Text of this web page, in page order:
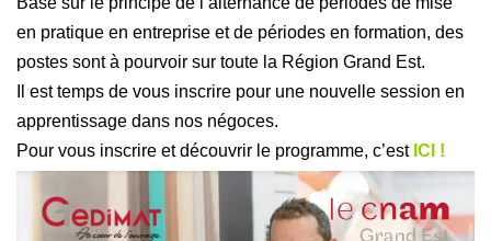
en pratique en entreprise et de périodes en formation, des
postes sont à pourvoir sur toute la Région Grand Est.
Il est temps de vous inscrire pour une nouvelle session en
apprentissage dans nos négoces.
Pour vous inscrire et découvrir le programme, c’est ICI !